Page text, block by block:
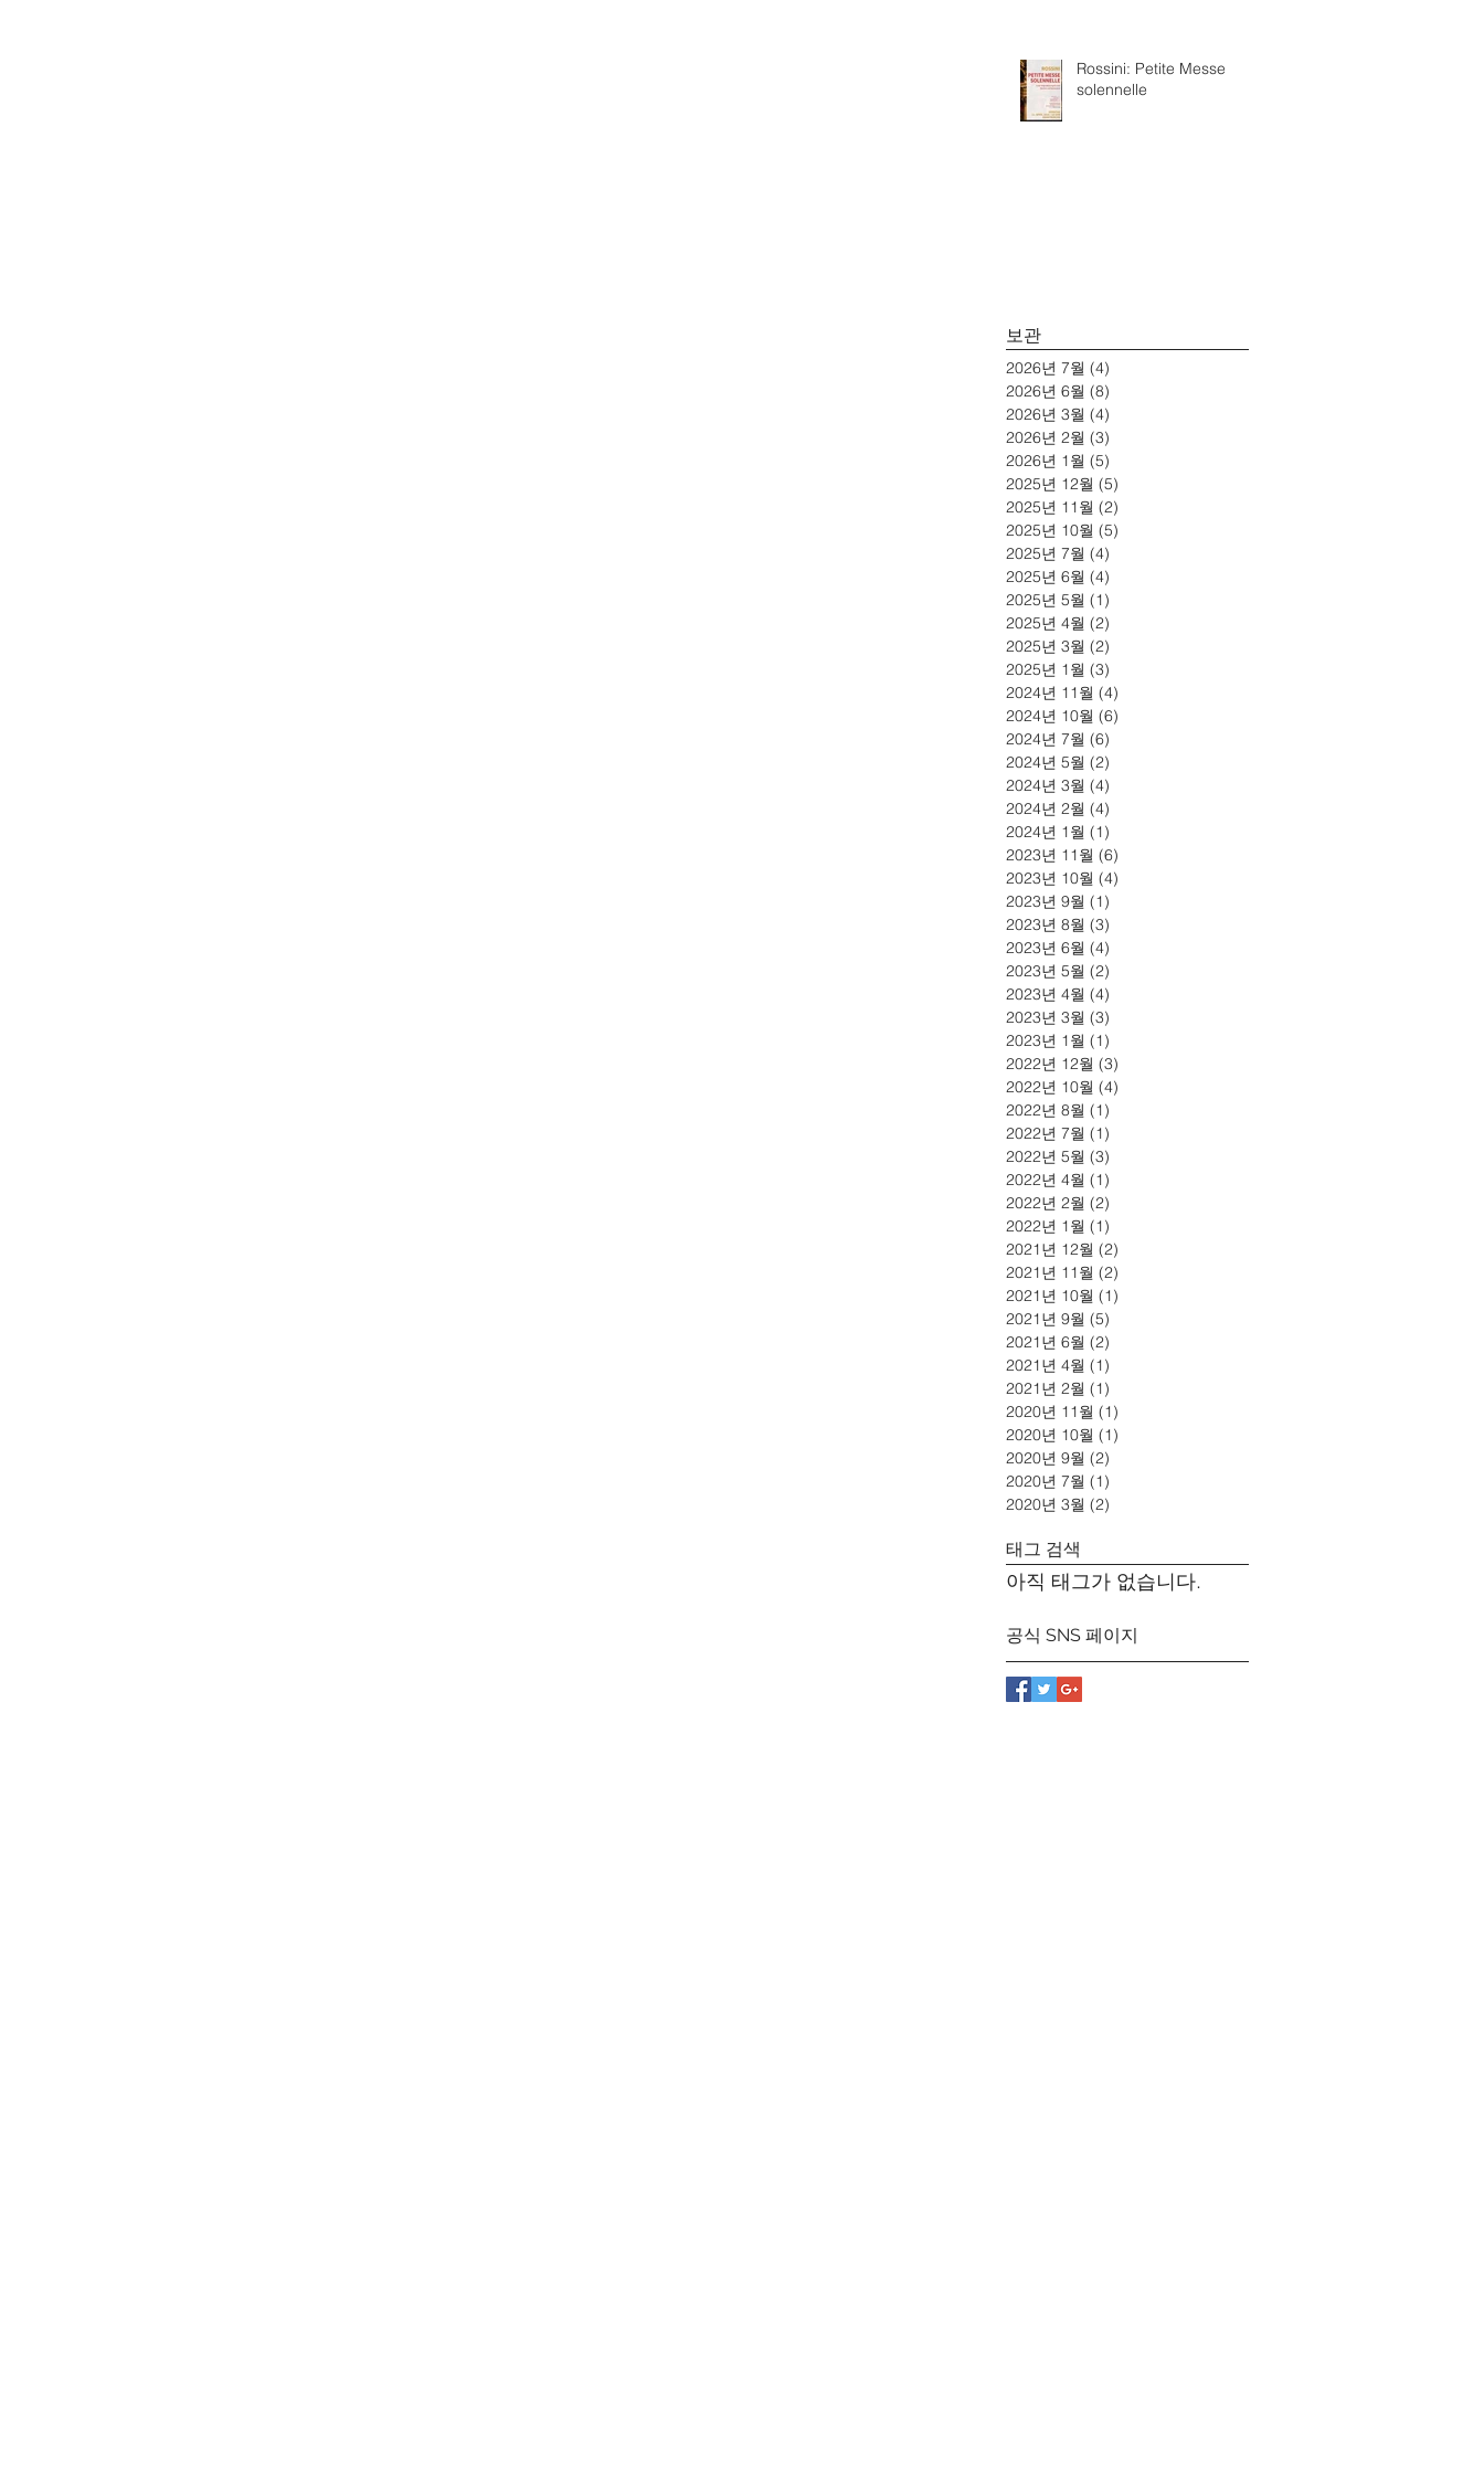
Rossini: Petite Messe
solennelle
보관
2026년 7월 (4)
2026년 6월 (8)
2026년 3월 (4)
2026년 2월 (3)
2026년 1월 (5)
2025년 12월 (5)
2025년 11월 (2)
2025년 10월 (5)
2025년 7월 (4)
2025년 6월 (4)
2025년 5월 (1)
2025년 4월 (2)
2025년 3월 (2)
2025년 1월 (3)
2024년 11월 (4)
2024년 10월 (6)
2024년 7월 (6)
2024년 5월 (2)
2024년 3월 (4)
2024년 2월 (4)
2024년 1월 (1)
2023년 11월 (6)
2023년 10월 (4)
2023년 9월 (1)
2023년 8월 (3)
2023년 6월 (4)
2023년 5월 (2)
2023년 4월 (4)
2023년 3월 (3)
2023년 1월 (1)
2022년 12월 (3)
2022년 10월 (4)
2022년 8월 (1)
2022년 7월 (1)
2022년 5월 (3)
2022년 4월 (1)
2022년 2월 (2)
2022년 1월 (1)
2021년 12월 (2)
2021년 11월 (2)
2021년 10월 (1)
2021년 9월 (5)
2021년 6월 (2)
2021년 4월 (1)
2021년 2월 (1)
2020년 11월 (1)
2020년 10월 (1)
2020년 9월 (2)
2020년 7월 (1)
2020년 3월 (2)
태그 검색
아직 태그가 없습니다.
공식 SNS 페이지